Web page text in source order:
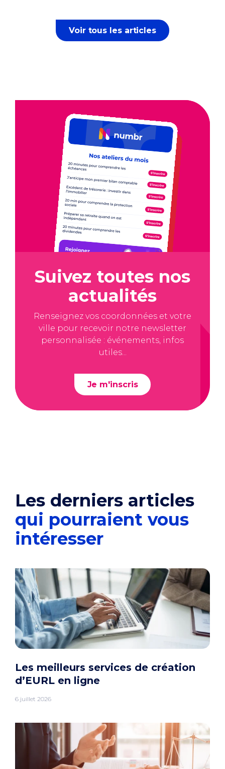
Voir tous les articles
Suivez toutes nos
actualités
Renseignez vos coordonnées et votre
ville pour recevoir notre newsletter
personnalisée : événements, infos
utiles...
Je m'inscris
Les derniers articles
qui pourraient vous
intéresser
Les meilleurs services de création
d’EURL en ligne
6 juillet 2026